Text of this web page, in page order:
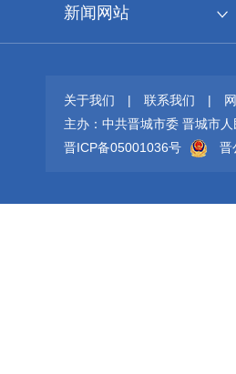
新闻网站
关于我们 | 联系我们 |
主办：中共晋城市委 晋城市
晋ICP备05001036号
晋